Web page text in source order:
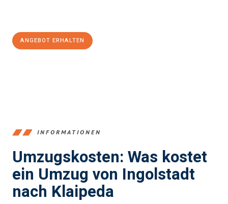
ANGEBOT ERHALTEN
INFORMATIONEN
Umzugskosten: Was kostet
ein Umzug von Ingolstadt
nach Klaipeda